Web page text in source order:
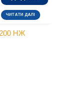
ЧИТАТИ ДАЛІ
НЖ